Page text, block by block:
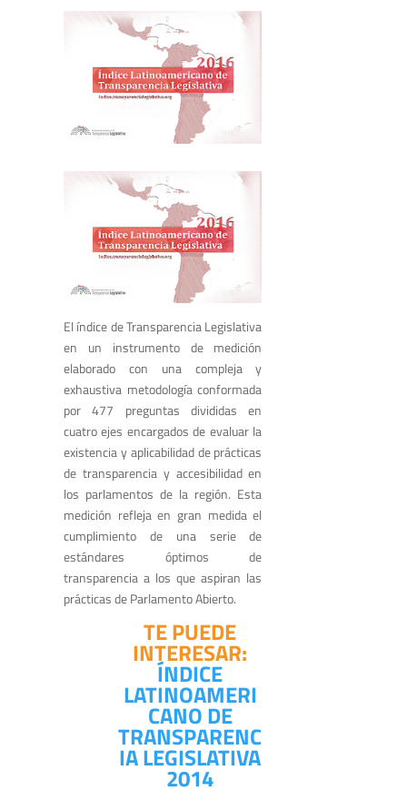
El índice de Transparencia Legislativa
en un instrumento de medición
elaborado con una compleja y
exhaustiva metodología conformada
por 477 preguntas divididas en
cuatro ejes encargados de evaluar la
existencia y aplicabilidad de prácticas
de transparencia y accesibilidad en
los parlamentos de la región. Esta
medición refleja en gran medida el
cumplimiento de una serie de
estándares óptimos de
transparencia a los que aspiran las
prácticas de Parlamento Abierto.
TE PUEDE
INTERESAR:
ÍNDICE
LATINOAMERI
CANO DE
TRANSPARENC
IA LEGISLATIVA
2014